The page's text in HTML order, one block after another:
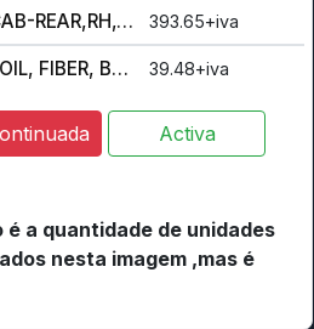
CAB-REAR,RH,ORG.BURST 393.65+iva
FOIL, FIBER, BOX, REAR 39.48+iva
Activa
é a quantidade de unidades
nesta imagem ,mas é